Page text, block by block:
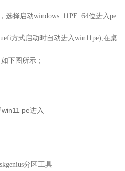
选择启动windows_11PE_64位进入pe
方式启动时自动进入win11pe),在桌
如下图所示；